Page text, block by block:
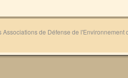
Associations de Défense de l'Environnement